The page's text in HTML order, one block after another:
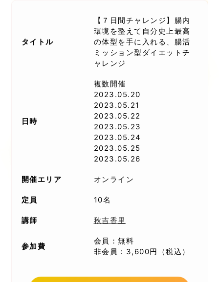
タイトル
【７日間チャレンジ】腸内
環境を整えて自分史上最高
の体型を手に入れる、腸活
ミッション型ダイエットチ
ャレンジ
日時
複数開催
2023.05.20
2023.05.21
2023.05.22
2023.05.23
2023.05.24
2023.05.25
2023.05.26
開催エリア オンライン
定員 10名
講師 秋吉香里
参加費
会員：無料
非会員：3,600円（税込）